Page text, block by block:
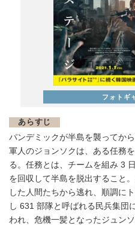
あらすじ
パンデミックが半島を襲ってか
軍人のジョンソクは、ある任務
る。任務とは、チームを組み 3
を回収して半島を脱出すること
した人間たちから逃れ、順調に
し 631 部隊と呼ばれる民兵集団
われ、危機一髪となったジュン